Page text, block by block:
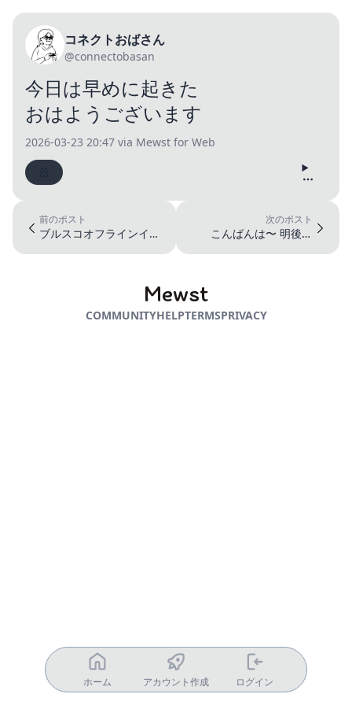
コネクトおばさん
@connectobasan
今日は早めに起きた
おはようございます
2026-03-23 20:47 via Mewst for Web
前のポスト
ブルスコオフラインイベ
次のポスト
こんばんは〜 明後日
Mewst
COMMUNITYHELPTERMSPRIVACY
ホーム アカウント作成 ログイン